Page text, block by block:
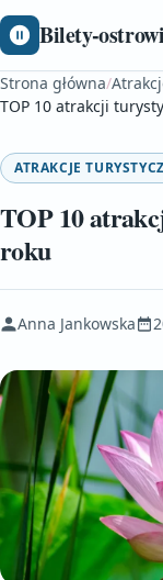
Bilety-
Strona główna/
TOP 10 atrakcji
ATRAKCJE
TOP 10
roku
Anna Jankowska